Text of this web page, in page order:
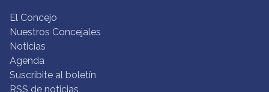
El Concejo
Nuestros Concejales
Noticias
Agenda
Suscribite al boletín
RSS de noticias